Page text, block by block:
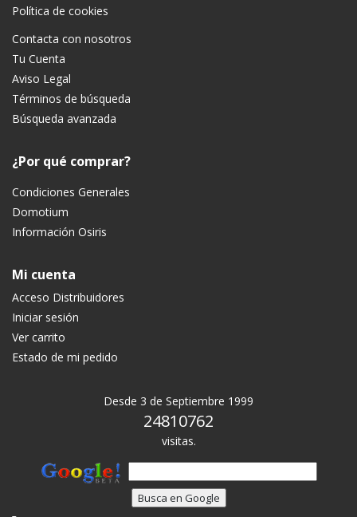
Política de cookies
Contacta con nosotros
Tu Cuenta
Aviso Legal
Términos de búsqueda
Búsqueda avanzada
¿Por qué comprar?
Condiciones Generales
Domotium
Información Osiris
Mi cuenta
Acceso Distribuidores
Iniciar sesión
Ver carrito
Estado de mi pedido
Desde 3 de Septiembre 1999
24810762
visitas.